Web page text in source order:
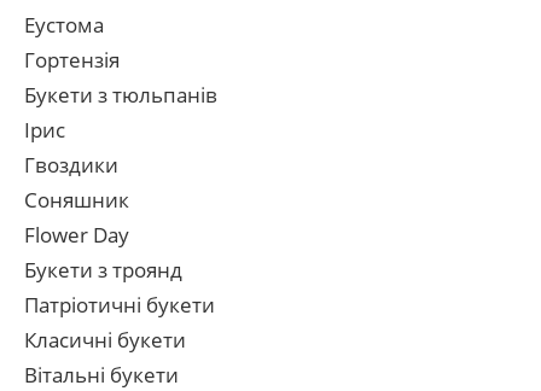
Еустома
Гортензія
Букети з тюльпанів
Ірис
Гвоздики
Соняшник
Flower Day
Букети з троянд
Патріотичні букети
Класичні букети
Вітальні букети